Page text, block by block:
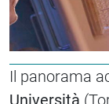
Il panorama
Università